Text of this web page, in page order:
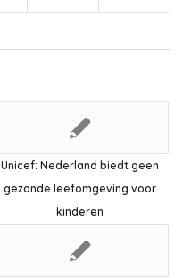
Unicef: Nederland biedt geen
gezonde leefomgeving voor
kinderen